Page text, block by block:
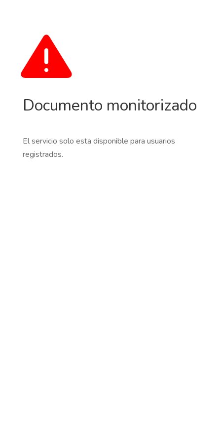
Documento monitorizado
El servicio solo esta disponible para usuarios
registrados.